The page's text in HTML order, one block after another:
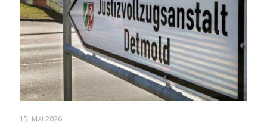
15. Mai 2026